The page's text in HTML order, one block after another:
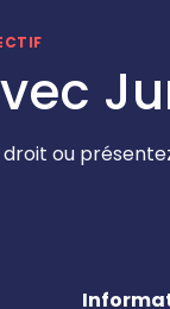
droit ou